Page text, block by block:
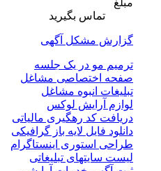
تماس بگیرید
گزارش مشکل آگهی
ترمیم مو در یک جلسه
صفحه اختصاصی مشاغل
تبلیغات انبوه مشاغل
لوازم آرایش لوکس
دریافت کد رهگیری مالیاتی
دانلود فایل لایه باز گرافیکی
طراحی استوری اینستاگرام
لیست سایتهای تبلیغاتی